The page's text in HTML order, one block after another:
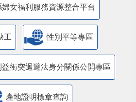
婦女福利服務資源整合平台
工 性別平等專區
衝突迴避法身分關係公開專區
產地證明標章查詢